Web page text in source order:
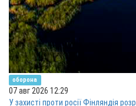
оборона
07 авг 2026 12:29
У захисті проти росії Фінляндія